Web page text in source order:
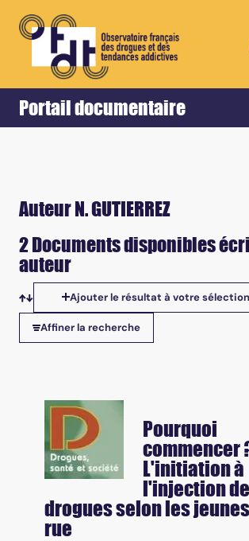
Portail documentaire
Accueil Retour
Auteur N. GUTIERREZ
2 Documents disponibles
auteur
Tris disponibles
Ajouter le résultat à votre sélection
Affiner la recherche
Pourquoi
commencer
L'initiation à
l'injection de
drogues selon les
rue